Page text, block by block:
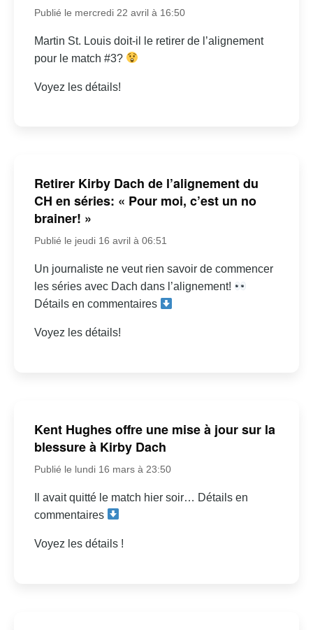
Publié le mercredi 22 avril à 16:50
Martin St. Louis doit-il le retirer de l’alignement
pour le match #3?
Voyez les détails!
Retirer Kirby Dach de l’alignement du
CH en séries: « Pour moi, c’est un no
brainer! »
Publié le jeudi 16 avril à 06:51
Un journaliste ne veut rien savoir de commencer
les séries avec Dach dans l’alignement!
Détails en commentaires
Voyez les détails!
Kent Hughes offre une mise à jour sur la
blessure à Kirby Dach
Publié le lundi 16 mars à 23:50
Il avait quitté le match hier soir… Détails en
commentaires
Voyez les détails !